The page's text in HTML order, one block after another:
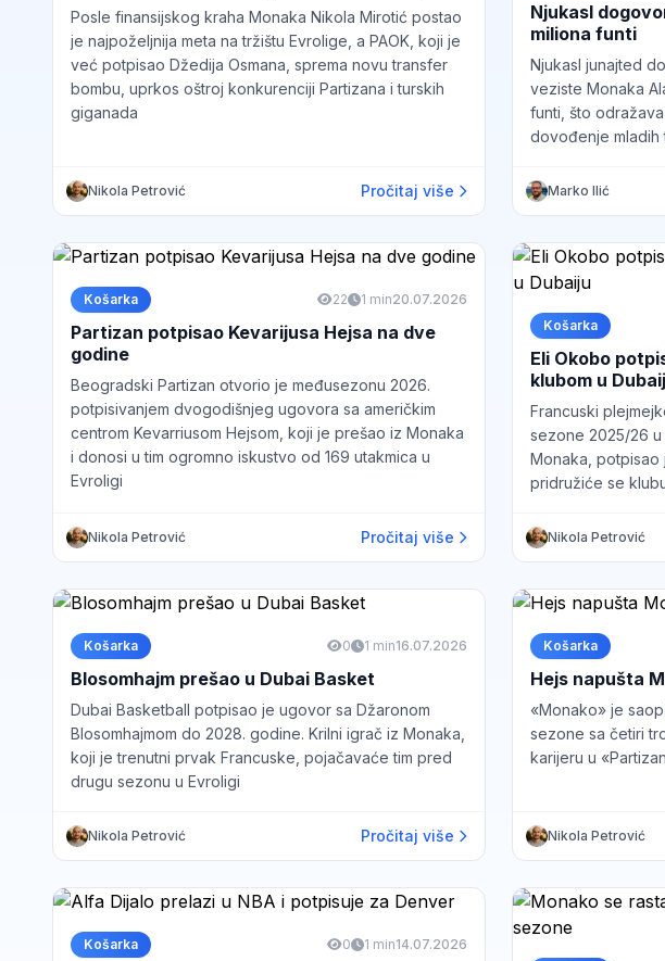
Posle finansijskog kraha Monaka Nikola Mirotić postao
je najpoželjnija meta na tržištu Evrolige, a PAOK, koji je
već potpisao Džedija Osmana, sprema novu transfer
bombu, uprkos oštroj konkurenciji Partizana i turskih
giganada
Nikola Petrović Pročitaj više
Njukasl
miliona funti
Njukasl junajted
veziste Monaka
funti, što
dovođenje mladih
Marko Ilić
Košarka 22 1 min20.07.2026
Partizan potpisao Kevarijusa Hejsa na dve
godine
Beogradski Partizan otvorio je međusezonu 2026.
potpisivanjem dvogodišnjeg ugovora sa američkim
centrom Kevarriusom Hejsom, koji je prešao iz Monaka
i donosi u tim ogromno iskustvo od 169 utakmica u
Evroligi
Nikola Petrović Pročitaj više
Košarka
Eli Okobo
klubom u
Francuski
sezone 2025/26
Monaka, potpisao
pridružiće se
Nikola Petrović
Košarka 0 1 min16.07.2026
Blosomhajm prešao u Dubai Basket
Dubai Basketball potpisao je ugovor sa Džaronom
Blosomhajmom do 2028. godine. Krilni igrač iz Monaka,
koji je trenutni prvak Francuske, pojačavaće tim pred
drugu sezonu u Evroligi
Nikola Petrović Pročitaj više
Košarka
Hejs napušta
«Monako» je
sezone sa četiri
karijeru u
Nikola Petrović
Košarka 0 1 min14.07.2026